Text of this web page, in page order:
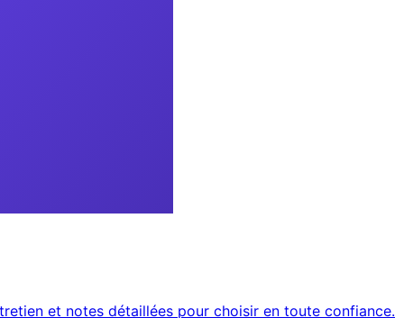
et notes détaillées pour choisir en toute confiance.